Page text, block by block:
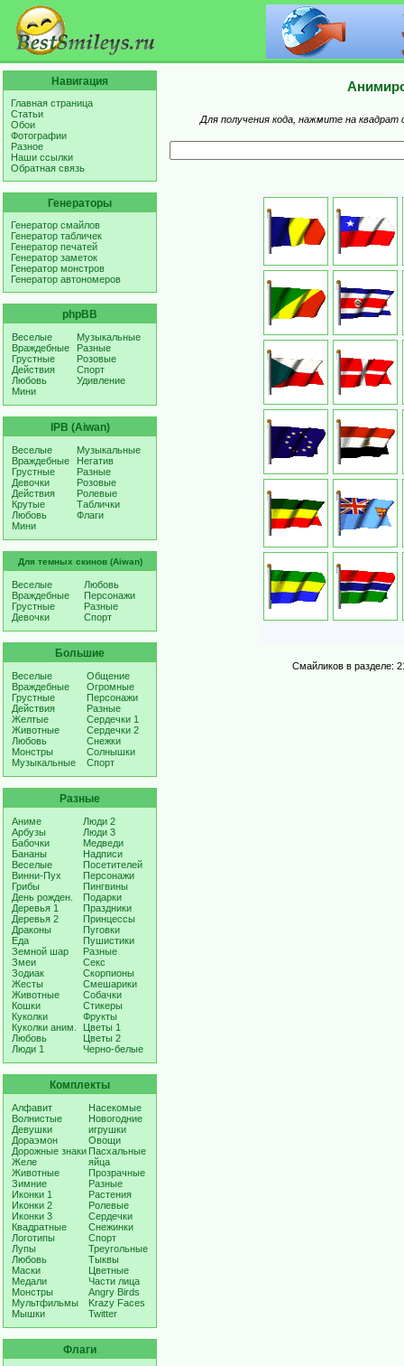
Навигация
Главная страница
Статьи
Обои
Фотографии
Разное
Наши ссылки
Обратная связь
Генераторы
Генератор смайлов
Генератор табличек
Генератор печатей
Генератор заметок
Генератор монстров
Генератор автономеров
phpBB
Веселые
Враждебные
Грустные
Действия
Любовь
Мини
Музыкальные
Разные
Розовые
Спорт
Удивление
IPB (Aiwan)
Веселые
Враждебные
Грустные
Девочки
Действия
Крутые
Любовь
Мини
Музыкальные
Негатив
Разные
Розовые
Ролевые
Таблички
Флаги
Для темных скинов (Aiwan)
Веселые
Враждебные
Грустные
Девочки
Любовь
Персонажи
Разные
Спорт
Большие
Веселые
Враждебные
Грустные
Действия
Желтые
Животные
Любовь
Монстры
Музыкальные
Общение
Огромные
Персонажи
Разные
Сердечки 1
Сердечки 2
Снежки
Солнышки
Спорт
Разные
Аниме
Арбузы
Бабочки
Бананы
Веселые
Винни-Пух
Грибы
День рожден.
Деревья 1
Деревья 2
Драконы
Еда
Земной шар
Змеи
Зодиак
Жесты
Животные
Кошки
Куколки
Куколки аним.
Любовь
Люди 1
Люди 2
Люди 3
Медведи
Надписи
Посетителей
Персонажи
Пингвины
Подарки
Праздники
Принцессы
Пуговки
Пушистики
Разные
Секс
Скорпионы
Смешарики
Собачки
Стикеры
Фрукты
Цветы 1
Цветы 2
Черно-белые
Комплекты
Алфавит
Волнистые
Девушки
Дораэмон
Дорожные знаки
Желе
Животные
Зимние
Иконки 1
Иконки 2
Иконки 3
Квадратные
Логотипы
Лупы
Любовь
Маски
Медали
Монстры
Мультфильмы
Мышки
Насекомые
Новогодние
игрушки
Овощи
Пасхальные
яйца
Прозрачные
Разные
Растения
Ролевые
Сердечки
Снежинки
Спорт
Треугольные
Тыквы
Цветные
Части лица
Angry Birds
Krazy Faces
Twitter
Флаги
Для получения кода, нажмите на
Смайликов в разделе: